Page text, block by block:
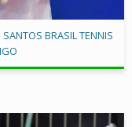
BRASIL TENNIS